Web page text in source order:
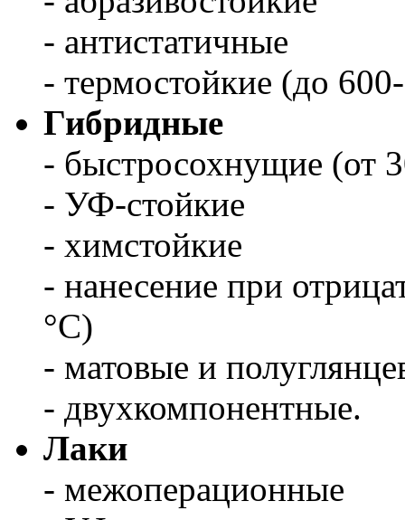
- антистатичные
- термостойкие (до
Гибридные
- быстросохнущие (от
- УФ-стойкие
- химстойкие
- нанесение при
°С)
- матовые и
- двухкомпонентные.
Лаки
- межоперационные